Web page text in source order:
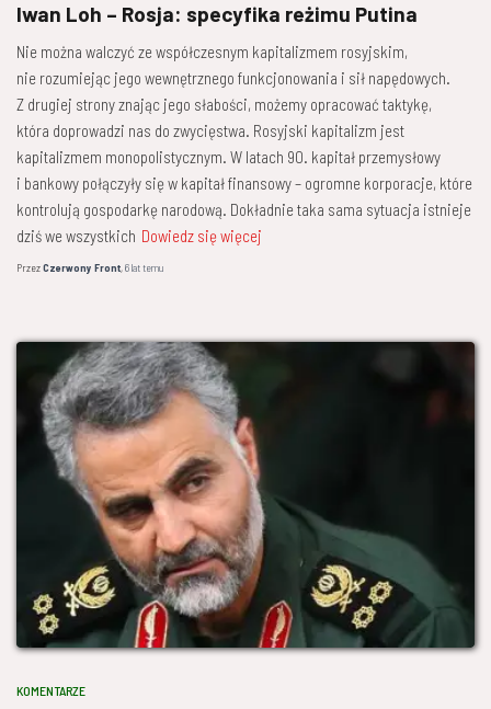
Iwan Loh – Rosja: specyfika reżimu Putina
Nie można walczyć ze współczesnym kapitalizmem rosyjskim,
nie rozumiejąc jego wewnętrznego funkcjonowania i sił napędowych.
Z drugiej strony znając jego słabości, możemy opracować taktykę,
która doprowadzi nas do zwycięstwa. Rosyjski kapitalizm jest
kapitalizmem monopolistycznym. W latach 90. kapitał przemysłowy
i bankowy połączyły się w kapitał finansowy – ogromne korporacje, które
kontrolują gospodarkę narodową. Dokładnie taka sama sytuacja istnieje
dziś we wszystkich Dowiedz się więcej
PrzezCzerwony Front,6 lattemu
KOMENTARZE